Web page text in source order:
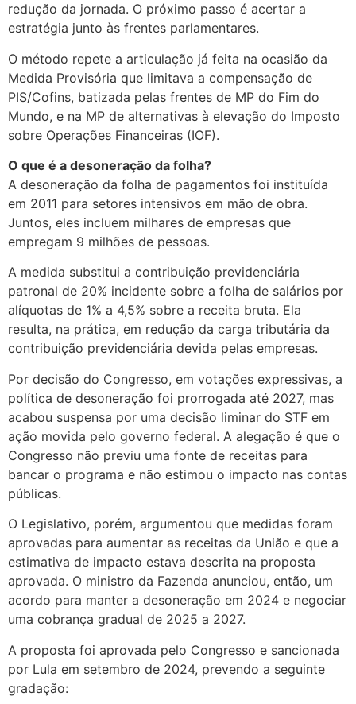
redução da jornada. O próximo passo é acertar a
estratégia junto às frentes parlamentares.
O método repete a articulação já feita na ocasião da
Medida Provisória que limitava a compensação de
PIS/Cofins, batizada pelas frentes de MP do Fim do
Mundo, e na MP de alternativas à elevação do Imposto
sobre Operações Financeiras (IOF).
O que é a desoneração da folha?
A desoneração da folha de pagamentos foi instituída
em 2011 para setores intensivos em mão de obra.
Juntos, eles incluem milhares de empresas que
empregam 9 milhões de pessoas.
A medida substitui a contribuição previdenciária
patronal de 20% incidente sobre a folha de salários por
alíquotas de 1% a 4,5% sobre a receita bruta. Ela
resulta, na prática, em redução da carga tributária da
contribuição previdenciária devida pelas empresas.
Por decisão do Congresso, em votações expressivas, a
política de desoneração foi prorrogada até 2027, mas
acabou suspensa por uma decisão liminar do STF em
ação movida pelo governo federal. A alegação é que o
Congresso não previu uma fonte de receitas para
bancar o programa e não estimou o impacto nas contas
públicas.
O Legislativo, porém, argumentou que medidas foram
aprovadas para aumentar as receitas da União e que a
estimativa de impacto estava descrita na proposta
aprovada. O ministro da Fazenda anunciou, então, um
acordo para manter a desoneração em 2024 e negociar
uma cobrança gradual de 2025 a 2027.
A proposta foi aprovada pelo Congresso e sancionada
por Lula em setembro de 2024, prevendo a seguinte
gradação: